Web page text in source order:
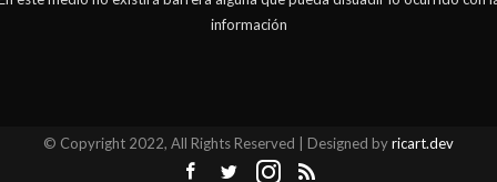
información
© Copyright 2022, All Rights Reserved | Designed byricart.dev